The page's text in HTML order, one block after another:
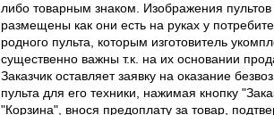
либо товарным знаком. Изображения
размещены как они есть на руках у
родного пульта, которым изготовитель
существенно важны т.к. на их основании
Заказчик оставляет заявку на оказание
пульта для его техники, нажимая кнопку
"Корзина", внося предоплату за товар,